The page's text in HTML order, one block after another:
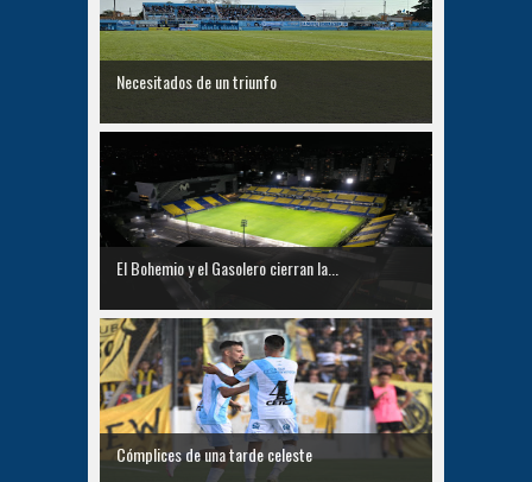
Necesitados de un triunfo
El Bohemio y el Gasolero cierran la...
Cómplices de una tarde celeste